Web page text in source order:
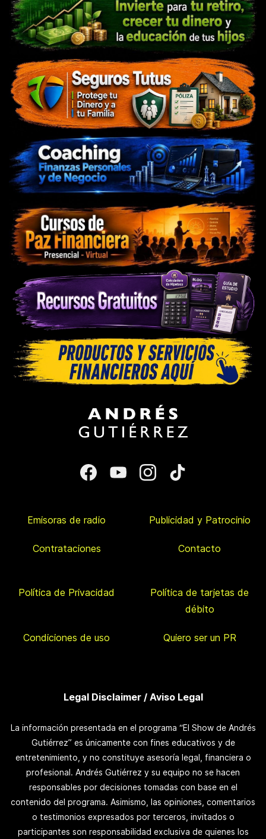
Emisoras de radio Publicidad y Patrocinio
Contrataciones Contacto
Política de Privacidad
Política de tarjetas de
débito
Condiciones de uso Quiero ser un PR
Legal Disclaimer / Aviso Legal
La información presentada en el programa “El Show de Andrés
Gutiérrez” es únicamente con fines educativos y de
entretenimiento, y no constituye asesoría legal, financiera o
profesional. Andrés Gutiérrez y su equipo no se hacen
responsables por decisiones tomadas con base en el
contenido del programa. Asimismo, las opiniones, comentarios
o testimonios expresados por terceros, invitados o
participantes son responsabilidad exclusiva de quienes los